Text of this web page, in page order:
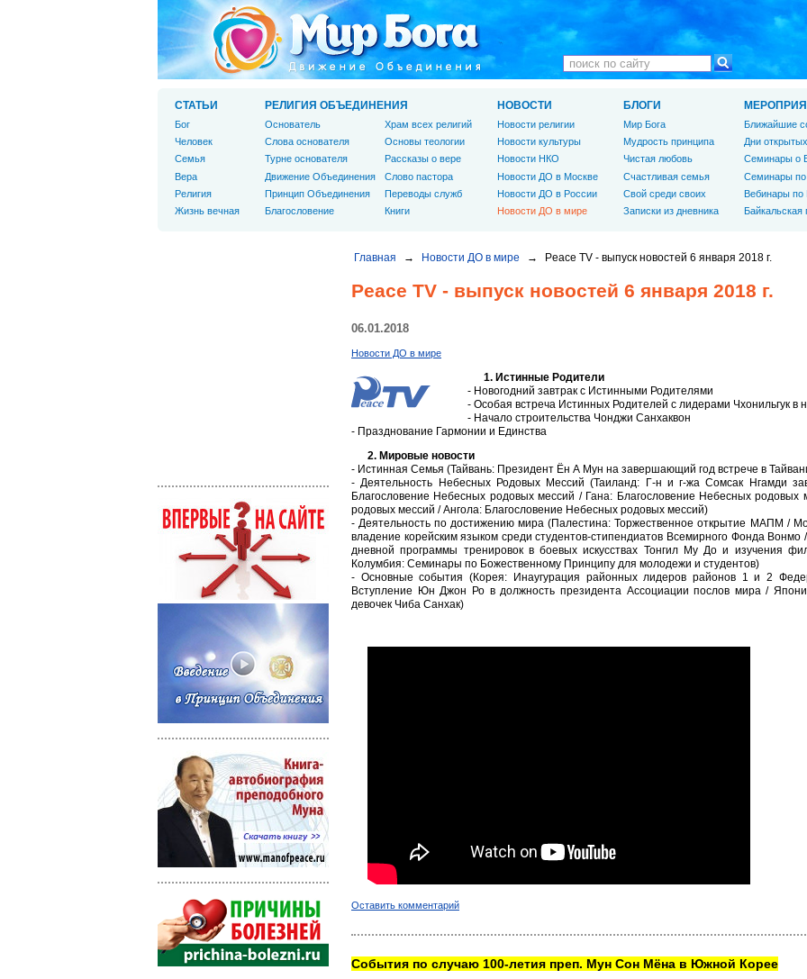
Главная → Новости ДО в мире → Peace TV - выпуск новостей 6 января 2018 г.
Peace TV - выпуск новостей 6 января 2018 г.
06.01.2018
Новости ДО в мире
1. Истинные Родители
- Новогодний завтрак с Истинными Родителями
- Особая встреча Истинных Родителей с лидерами Чхонильгук в
- Начало строительства Чонджи Санхаквон
- Празднование Гармонии и Единства
2. Мировые новости
- Истинная Семья (Тайвань: Президент Ён А Мун на завершающий год встрече в
- Деятельность Небесных Родовых Мессий (Таиланд: Г-н и г-жа Сомсак Нгамди
Благословение Небесных родовых мессий / Гана: Благословение Небесных
родовых мессий / Ангола: Благословение Небесных родовых мессий)
- Деятельность по достижению мира (Палестина: Торжественное открытие МАПМ /
владение корейским языком среди студентов-стипендиатов Всемирного Фонда
дневной программы тренировок в боевых искусствах Тонгил Му До и изучения
Колумбия: Семинары по Божественному Принципу для молодежи и студентов)
- Основные события (Корея: Инаугурация районных лидеров районов 1 и 2
Вступление Юн Джон Ро в должность президента Ассоциации послов мира /
девочек Чиба Санхак)
Оставить комментарий
Cобытия по случаю 100-летия преп. Мун Сон Мёна в Южной Корее
СТАТЬИ
Бог
Человек
Cемья
Вера
Религия
Жизнь вечная
РЕЛИГИЯ ОБЪЕДИНЕНИЯ
Основатель
Слова основателя
Турне основателя
Движение Объединения
Принцип Объединения
Благословение
Храм всех религий
Основы теологии
Рассказы о вере
Слово пастора
Переводы служб
Книги
НОВОСТИ
Новости религии
Новости культуры
Новости НКО
Новости ДО в Москве
Новости ДО в России
Новости ДО в мире
БЛОГИ
Мир Бога
Мудрость принципа
Чистая любовь
Счастливая семья
Свой среди своих
Записки из дневника
Ближайшие
Дни
Семинары о
Семинары
Вебинары по
Байкальская